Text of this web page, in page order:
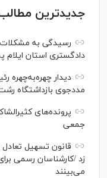
جدیدترین
رسیدگی به
دادگستری استان ایلام
مددجوی بازداشتگاه
پرونده‌های
جمعی
قانون تسهیل تعادل
زد /کارشناسان رسمی
می‌بینند